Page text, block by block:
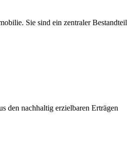
Sie sind ein zentraler Bestandteil
den nachhaltig erzielbaren Erträgen